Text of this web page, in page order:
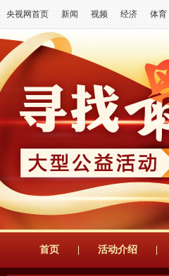
央视网首页 新闻 视频 经济 体育
首页 活动介绍